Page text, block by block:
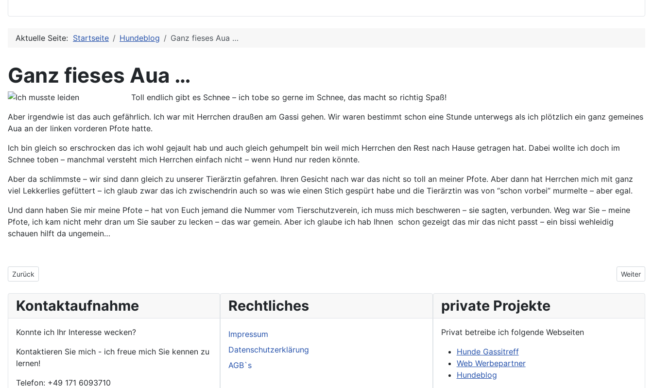
Aktuelle Seite: Startseite Hundeblog Ganz fieses Aua …
Ganz fieses Aua …
Toll endlich gibt es Schnee – ich tobe so gerne im Schnee, das macht so richtig Spaß!
Aber irgendwie ist das auch gefährlich. Ich war mit Herrchen draußen am Gassi gehen. Wir waren bestimmt schon eine Stunde unterwegs als ich plötzlich ein ganz gemeines
Aua an der linken vorderen Pfote hatte.
Ich bin gleich so erschrocken das ich wohl gejault hab und auch gleich gehumpelt bin weil mich Herrchen den Rest nach Hause getragen hat. Dabei wollte ich doch im
Schnee toben – manchmal versteht mich Herrchen einfach nicht – wenn Hund nur reden könnte.
Aber da schlimmste – wir sind dann gleich zu unserer Tierärztin gefahren. Ihren Gesicht nach war das nicht so toll an meiner Pfote. Aber dann hat Herrchen mich mit ganz
viel Lekkerlies gefüttert – ich glaub zwar das ich zwischendrin auch so was wie einen Stich gespürt habe und die Tierärztin was von “schon vorbei” murmelte – aber egal.
Und dann haben Sie mir meine Pfote – hat von Euch jemand die Nummer vom Tierschutzverein, ich muss mich beschweren – sie sagten, verbunden. Weg war Sie – meine
Pfote, ich kam nicht mehr dran um Sie sauber zu lecken – das war gemein. Aber ich glaube ich hab Ihnen schon gezeigt das mir das nicht passt – ein bissi wehleidig
schauen hilft da ungemein…
Vorheriger Beitrag: Sparziergang mit 2 Rheinländischen Cavalier Mädels
Zurück Nächster
Weiter
Kontaktaufnahme
Konnte ich Ihr Interesse wecken?
Kontaktieren Sie mich - ich freue mich Sie kennen zu
lernen!
Telefon: +49 171 6093710
Rechtliches
Impressum
Datenschutzerklärung
AGB`s
private Projekte
Privat betreibe ich folgende Webseiten
Hunde Gassitreff
Web Werbepartner
Hundeblog